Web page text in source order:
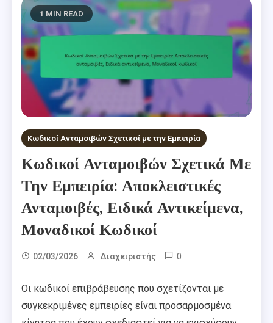
1 MIN READ
Κωδικοί Ανταμοιβών Σχετικοί με την Εμπειρία
Κωδικοί Ανταμοιβών Σχετικά Με
Την Εμπειρία: Αποκλειστικές
Ανταμοιβές, Ειδικά Αντικείμενα,
Μοναδικοί Κωδικοί
02/03/2026 Διαχειριστής 0
Οι κωδικοί επιβράβευσης που σχετίζονται με
συγκεκριμένες εμπειρίες είναι προσαρμοσμένα